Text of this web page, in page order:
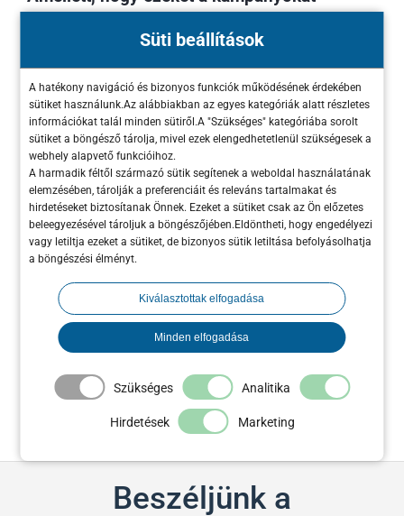
Süti beállítások
A hatékony navigáció és bizonyos funkciók működésének érdekében
sütiket használunk.Az alábbiakban az egyes kategóriák alatt részletes
információkat talál minden sütiről.A "Szükséges" kategóriába sorolt
sütiket a böngésző tárolja, mivel ezek elengedhetetlenül szükségesek a
webhely alapvető funkcióihoz.
A harmadik féltől származó sütik segítenek a weboldal használatának
elemzésében, tárolják a preferenciáit és releváns tartalmakat és
hirdetéseket biztosítanak Önnek. Ezeket a sütiket csak az Ön előzetes
beleegyezésével tároljuk a böngészőjében.Eldöntheti, hogy engedélyezi
vagy letiltja ezeket a sütiket, de bizonyos sütik letiltása befolyásolhatja
a böngészési élményt.
Kiválasztottak elfogadása
Minden elfogadása
Szükséges Analitika
Hirdetések Marketing
figyelmet fordítunk arra is, hogy az egész
A szolgáltatás részét képezi minden grafikai
anyag elkészítése online és offline
felületeken is, 360°-ban összekötni a
különböző platformokon futó kampányokat
és már marketing elemeket, valamint a spot-
és videós tartalmak elkészítése is! Ez azt
jelenti tehát, hogy a tervezéstől a kivitelezésig
végig azon leszünk, hogy kampányod a
lehető legsikeresebb legyen! :)
Beszéljünk a